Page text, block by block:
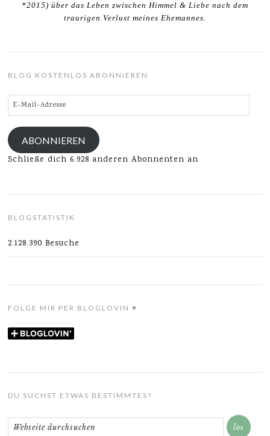
*2015) über das Leben zwischen Himmel & Liebe nach dem
traurigen Verlust meines Ehemannes.
BLOG KOSTENLOS ABONNIEREN
E-
Mail-
Adresse
ABONNIEREN
Schließe dich 6.928 anderen Abonnenten an
BLOGSTATISTIK
2.128.390 Besuche
FOLGE MIR PER BLOGLOVIN ♥
DU SUCHST ETWAS BESTIMMTES?